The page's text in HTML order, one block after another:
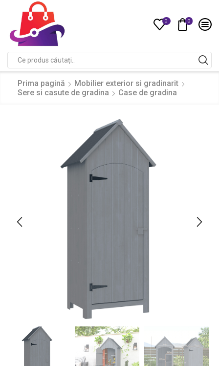
0 0
input
Prima pagină
Mobilier exterior si gradinarit
Sere si casute de gradina
Case de gradina